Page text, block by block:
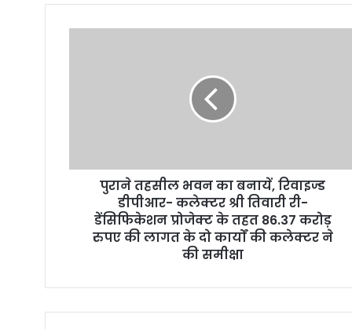
u
r
पुराने तहसील भवन का बनायें, रिवाइज्ड
डीपीआर- कलेक्टर श्री तिवारी री-
डेंसिफिकेशन प्रोजेक्ट के तहत 86.37 करोड़
रुपए की लागत के दो कार्यों की कलेक्टर ने
की समीक्षा